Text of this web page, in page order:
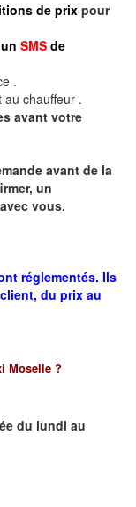
de prixpour
SMS de
.
au chauffeur .
avant votre
avant de la
un
vous.
réglementés. Ils
du prix au
Moselle ?
du lundi au